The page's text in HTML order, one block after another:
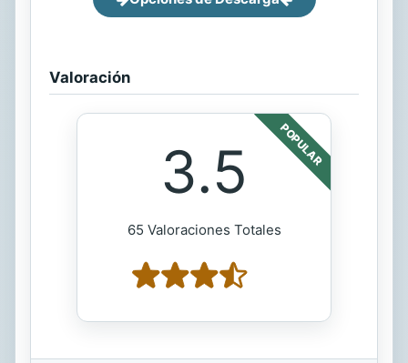
Valoración
POPULAR
3.5
65 Valoraciones Totales